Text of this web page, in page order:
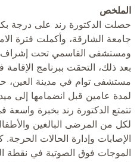
الملخص
حصلت الدكتورة رند على درجة
جامعة الشارقة، وأكملت فترة
ومستشفى القاسمي تحت إشراف
بعد ذلك، التحقت ببرنامج
مستشفى توام في مدينة العين،
لمدة عامين قبل انضمامها إلى
تتمتع الدكتورة رند بخبرة
لكل من المرضى البالغين
الإصابات وإدارة الحالات
الموجات فوق الصوتية في نقطة